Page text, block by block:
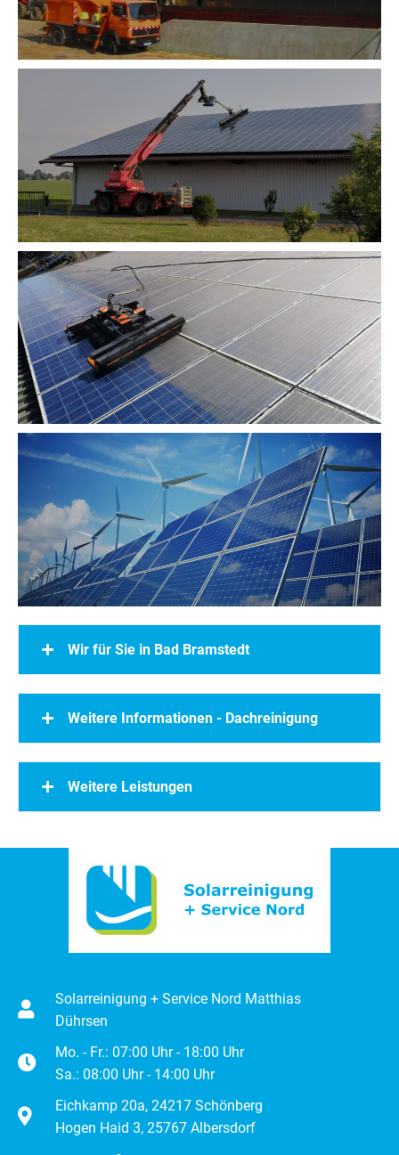
Wir für Sie in Bad Bramstedt
Weitere Informationen - Dachreinigung
Weitere Leistungen
Solarreinigung + Service Nord Matthias
Dührsen
Mo. - Fr.: 07:00 Uhr - 18:00 Uhr
Sa.: 08:00 Uhr - 14:00 Uhr
Eichkamp 20a, 24217 Schönberg
Hogen Haid 3, 25767 Albersdorf